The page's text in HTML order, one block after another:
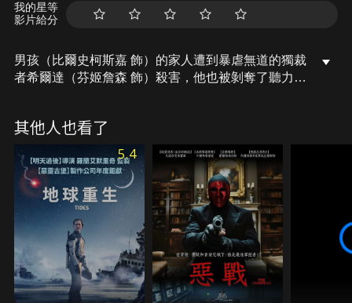
我的星等
影片給分
男孩（比爾史柯斯嘉 飾）的家人遭到暴虐無道的獨裁
者希爾達（芬姬詹森 飾）殺害，他也被剝奪了聽力和
自己鍛鍊成無堅不摧的殺人機器，誓言要讓希爾達血
其他人也看了
5.4